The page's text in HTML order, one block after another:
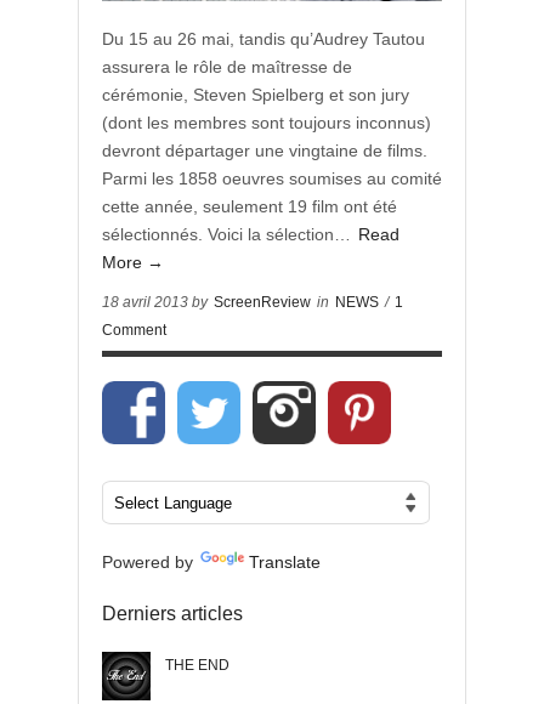
Du 15 au 26 mai, tandis qu’Audrey Tautou
assurera le rôle de maîtresse de
cérémonie, Steven Spielberg et son jury
(dont les membres sont toujours inconnus)
devront départager une vingtaine de films.
Parmi les 1858 oeuvres soumises au comité
cette année, seulement 19 film ont été
sélectionnés. Voici la sélection…
Read
More →
18 avril 2013 by ScreenReview in NEWS / 1
Comment
Powered by Translate
Derniers articles
THE END